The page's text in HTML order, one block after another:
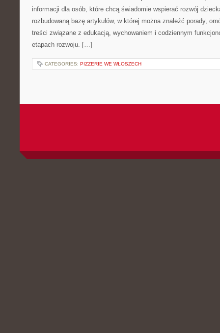
informacji dla osób, które chcą świadomie wspierać rozwój
rozbudowaną bazę artykułów, w której można znaleźć porady,
treści związane z edukacją, wychowaniem i codziennym
etapach rozwoju. […]
CATEGORIES: PIZZERIE WE WŁOSZECH